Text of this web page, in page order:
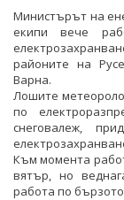
Министърът на
екипи вече
районите на
Варна.
Лошите
по
снеговалеж,
Към момента
вятър, но
работа по